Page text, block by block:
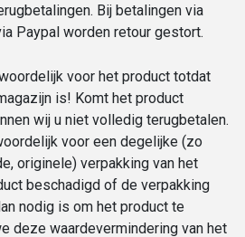
Bij betalingen via
Paypal worden retour gestort.
voor het product totdat
is! Komt het product
wij u niet volledig terugbetalen.
voor een degelijke (zo
originele) verpakking van het
beschadigd of de verpakking
nodig is om het product te
deze waardevermindering van het